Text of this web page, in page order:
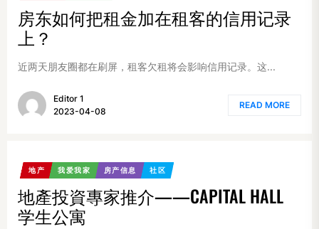
房东如何把租金加在租客的信用记录
上？
近两天朋友圈都在刷屏，租客欠租将会影响信用记录。这...
Editor 1
2023-04-08
READ MORE
地产 我爱我家 房产信息 社区
地產投資專家推介——CAPITAL HALL
学生公寓